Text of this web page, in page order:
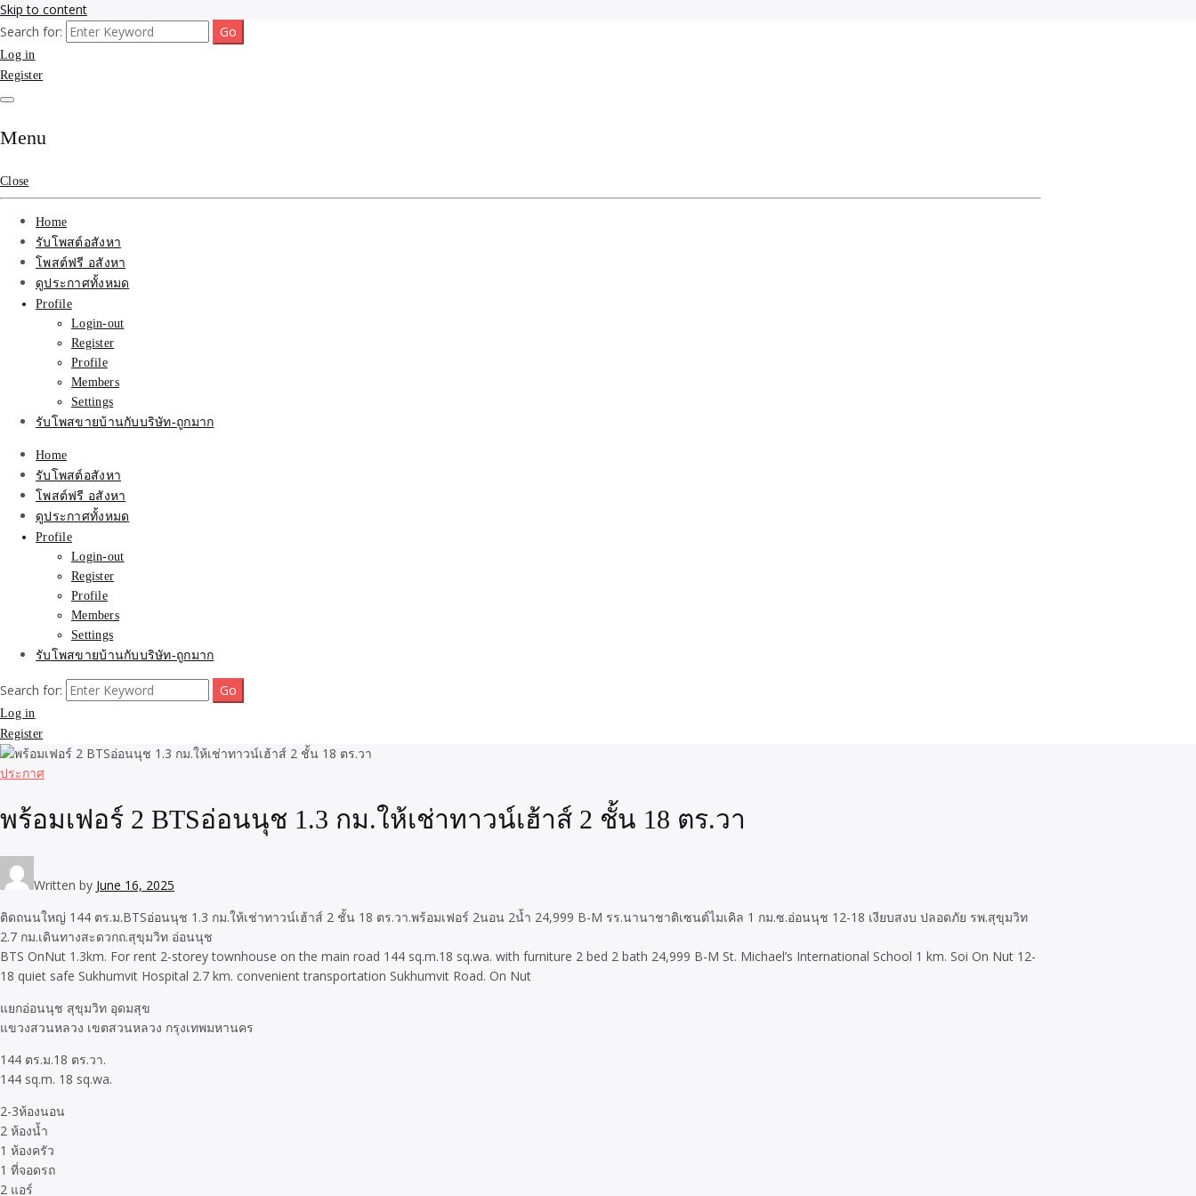
Skip to content
รับจ้างโพสขายบ้าน ที่ดิน ติดAI SEO กับบริษัทใหญ่ รับจ้างทำโฆษณา สินค้า บ้าน
ที่ดิน ราคา ถูกและดีที่สุด บริการ โปรโมท โฆษณารับโพสอสังหา ทีมงาน บริํษัทใหญ่
เว็บขายบ้าน คุณภาพอันดับ1 SEOขายบ้าน
รับจ้างโพสขายบ้าน ที่ดิน ไม่มีค่านายหน้า กับบริษัท SEO-AI เน้นติดหน้าแรก บริการโพสต์ โปรโมท รับจ้างทำโฆษณา ราคาถูก เว็บขายบ้าน รับโพสอสังหา ติดหน้าแรกกูเกิ้ล ทีมงาน บริํษัทใหญ่ รับประกันผลงาน ที่เดียวในเมือง
ไทย ช่วยคุณขายบ้าน อสังหา สินค้าได้จริงๆ ราคาถูกและดี มีอยู่จริง
Search for:
Log in
Register
Menu
Close
Home
รับโพสต์อสังหา
โพสต์ฟรี อสังหา
ดูประกาศทั้งหมด
Profile
Login-out
Register
Profile
Members
Settings
รับโพสขายบ้านกับบริษัท-ถูกมาก
Home
รับโพสต์อสังหา
โพสต์ฟรี อสังหา
ดูประกาศทั้งหมด
Profile
Login-out
Register
Profile
Members
Settings
รับโพสขายบ้านกับบริษัท-ถูกมาก
Search for:
Log in
Register
ประกาศ
พร้อมเฟอร์ 2 BTSอ่อนนุช 1.3 กม.ให้เช่าทาวน์เฮ้าส์ 2 ชั้น 18 ตร.วา
Written by June 16, 2025
ติดถนนใหญ่ 144 ตร.ม.BTSอ่อนนุช 1.3 กม.ให้เช่าทาวน์เฮ้าส์ 2 ชั้น 18 ตร.วา.พร้อมเฟอร์ 2นอน 2น้ำ 24,999 B-M รร.นานาชาติเซนต์ไมเคิล 1 กม.ซ.อ่อนนุช 12-18 เงียบสงบ ปลอดภัย รพ.สุขุมวิท
2.7 กม.เดินทางสะดวกถ.สุขุมวิท อ่อนนุช
BTS OnNut 1.3km. For rent 2-storey townhouse on the main road 144 sq.m.18 sq.wa. with furniture 2 bed 2 bath 24,999 B-M St. Michael’s International School 1 km. Soi On Nut 12-
18 quiet safe Sukhumvit Hospital 2.7 km. convenient transportation Sukhumvit Road. On Nut
แยกอ่อนนุช สุขุมวิท อุดมสุข
แขวงสวนหลวง เขตสวนหลวง กรุงเทพมหานคร
144 ตร.ม.18 ตร.วา.
144 sq.m. 18 sq.wa.
2-3ห้องนอน
2 ห้องน้ำ
1 ห้องครัว
1 ที่จอดรถ
2 แอร์